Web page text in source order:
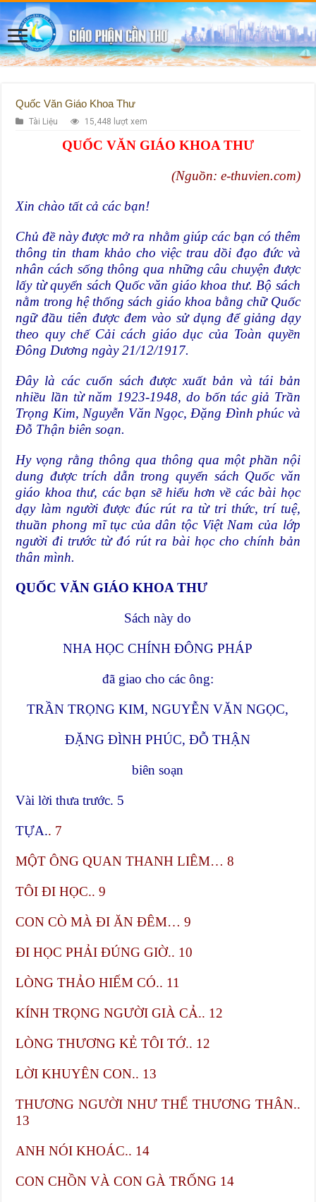
Quốc Văn Giáo Khoa Thư
Tài Liệu 15,448 lượt xem
QUỐC VĂN GIÁO KHOA THƯ​
(Nguồn: e-thuvien.com)
Xin chào tất cả các bạn!
Chủ đề này được mở ra nhằm giúp các bạn có thêm
thông tin tham khảo cho việc trau dồi đạo đức và
nhân cách sống thông qua những câu chuyện được
lấy từ quyển sách Quốc văn giáo khoa thư. Bộ sách
nằm trong hệ thống sách giáo khoa bằng chữ Quốc
ngữ đầu tiên được đem vào sử dụng để giảng dạy
theo quy chế Cải cách giáo dục của Toàn quyền
Đông Dương ngày 21/12/1917.
Đây là các cuốn sách được xuất bản và tái bản
nhiều lần từ năm 1923-1948, do bốn tác giả Trần
Trọng Kim, Nguyễn Văn Ngọc, Đặng Đình phúc và
Đỗ Thận biên soạn.
Hy vọng rằng thông qua thông qua một phần nội
dung được trích dẫn trong quyển sách Quốc văn
giáo khoa thư, các bạn sẽ hiểu hơn về các bài học
dạy làm người được đúc rút ra từ tri thức, trí tuệ,
thuần phong mĩ tục của dân tộc Việt Nam của lớp
người đi trước từ đó rút ra bài học cho chính bản
thân mình.
QUỐC VĂN GIÁO KHOA THƯ​
Sách này do
NHA HỌC CHÍNH ĐÔNG PHÁP
đã giao cho các ông:
TRẦN TRỌNG KIM, NGUYỄN VĂN NGỌC,
ĐẶNG ĐÌNH PHÚC, ĐỖ THẬN
biên soạn
Vài lời thưa trước. 5
TỰA.. 7
MỘT ÔNG QUAN THANH LIÊM… 8
TÔI ĐI HỌC.. 9
CON CÒ MÀ ĐI ĂN ĐÊM… 9
ĐI HỌC PHẢI ĐÚNG GIỜ.. 10
LÒNG THẢO HIẾM CÓ.. 11
KÍNH TRỌNG NGƯỜI GIÀ CẢ.. 12
LÒNG THƯƠNG KẺ TÔI TỚ.. 12
LỜI KHUYÊN CON.. 13
THƯƠNG NGƯỜI NHƯ THỂ THƯƠNG THÂN..
13
ANH NÓI KHOÁC.. 14
CON CHỒN VÀ CON GÀ TRỐNG​ 14